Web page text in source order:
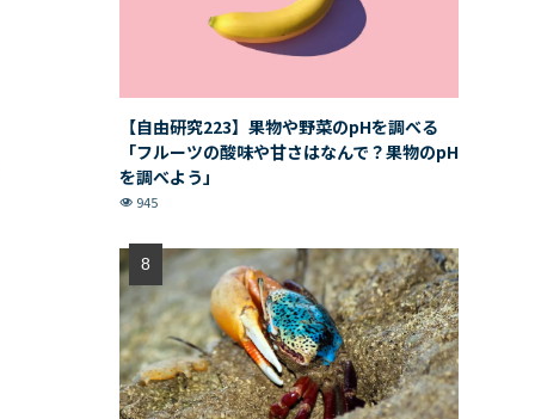
【自由研究223】果物や野菜のpHを調べる
「フルーツの酸味や甘さはなんで？果物のpH
を調べよう」
945